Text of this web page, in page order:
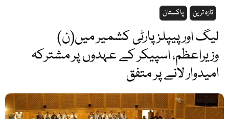
پاکستان تازہ ترین
(ن)لیگ اور پیپلزپارٹی کشمیر میں
وزیراعظم، اسپیکر کے عہدوں پر مشترکہ
امیدوار لانے پر متفق